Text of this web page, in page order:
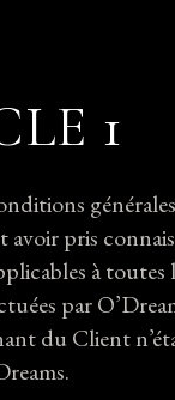
1
pris
à toutes
par
du Client